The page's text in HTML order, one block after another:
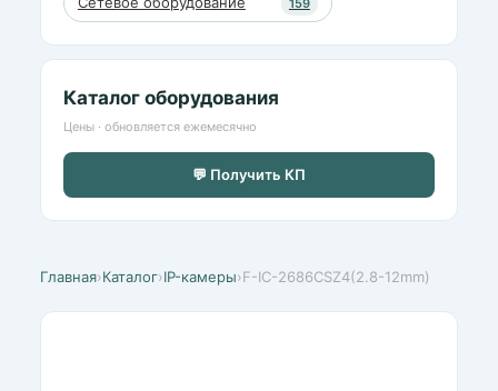
Каталог оборудования
Цены · обновляется ежемесячно
💬 Получить КП
Главная›Каталог›IP-камеры›F-IC-2686CSZ4(2.8-12mm)